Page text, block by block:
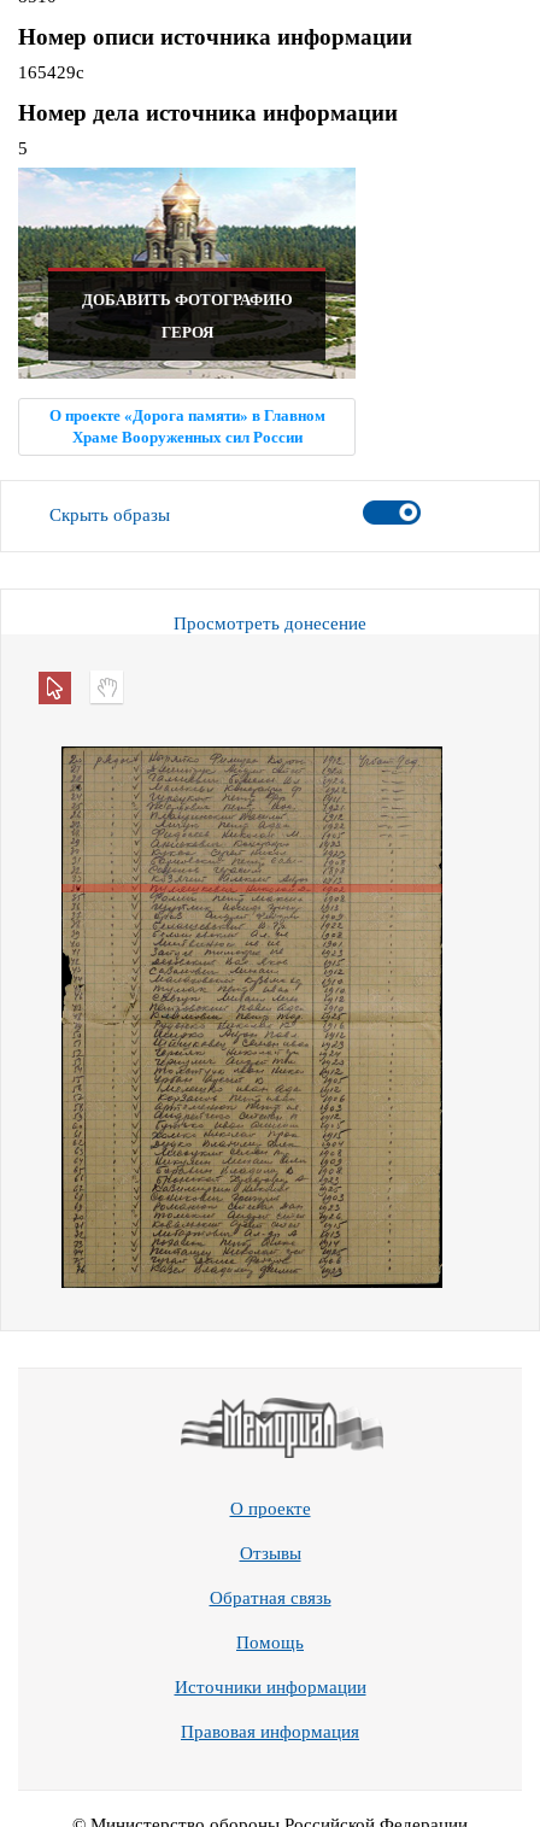
Номер описи источника информации
165429с
Номер дела источника информации
5
ДОБАВИТЬ ФОТОГРАФИЮ
ГЕРОЯ
О проекте «Дорога памяти» в Главном
Храме Вооруженных сил России
Скрыть образы
Просмотреть донесение
О проекте
Отзывы
Обратная связь
Помощь
Источники информации
Правовая информация